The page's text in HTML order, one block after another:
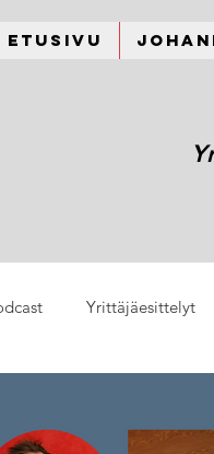
Etusivu
Yrittäjäesittelyt